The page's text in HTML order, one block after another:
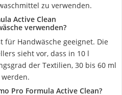
zu verwenden.
Active Clean
verwenden?
für Handwäsche geeignet. Die
sieht vor, dass in 10 l
der Textilien, 30 bis 60 ml
Pro Formula Active Clean?